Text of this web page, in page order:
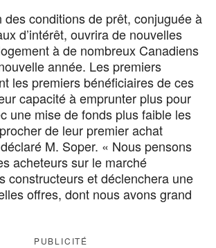
des conditions de prêt, conjuguée à
d’intérêt, ouvrira de nouvelles
à de nombreux Canadiens
année. Les premiers
les premiers bénéficiaires de ces
capacité à emprunter plus pour
une mise de fonds plus faible les
de leur premier achat
M. Soper. « Nous pensons
acheteurs sur le marché
constructeurs et déclenchera une
offres, dont nous avons grand
PUBLICITÉ